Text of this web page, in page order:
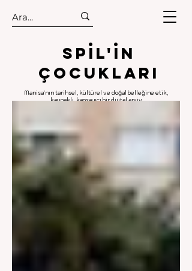
.
.
Spıl'in
Çocukları
Manisa'nın tarihsel, kültürel ve doğal belleğine etik,
kaynaklı, kapsayıcı bir dijital arşiv